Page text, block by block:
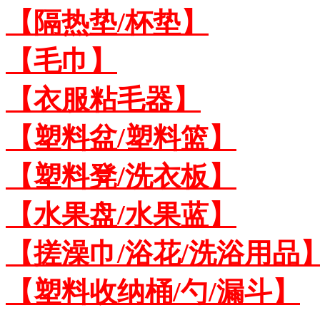
【隔热垫/杯垫】
【毛巾】
【衣服粘毛器】
【塑料盆/塑料篮】
【塑料凳/洗衣板】
【水果盘/水果蓝】
【搓澡巾/浴花/洗浴用品
【塑料收纳桶/勺/漏斗】